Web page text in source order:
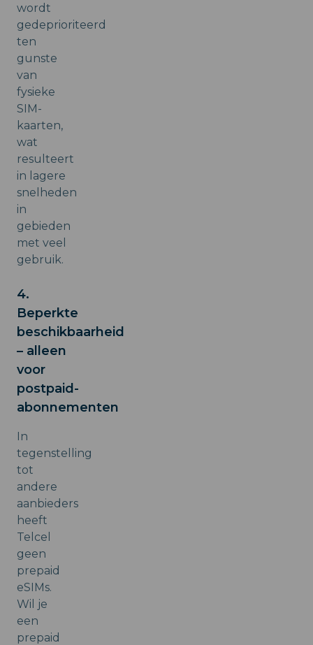
wordt
gedeprioriteerd
ten
gunste
van
fysieke
SIM-
kaarten,
wat
resulteert
in lagere
snelheden
in
gebieden
met veel
gebruik.
4.
Beperkte
beschikbaarheid
– alleen
voor
postpaid-
abonnementen
In
tegenstelling
tot
andere
aanbieders
heeft
Telcel
geen
prepaid
eSIMs.
Wil je
een
prepaid